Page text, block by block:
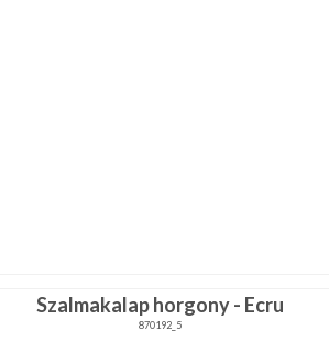
Szalmakalap horgony - Ecru
870192_5